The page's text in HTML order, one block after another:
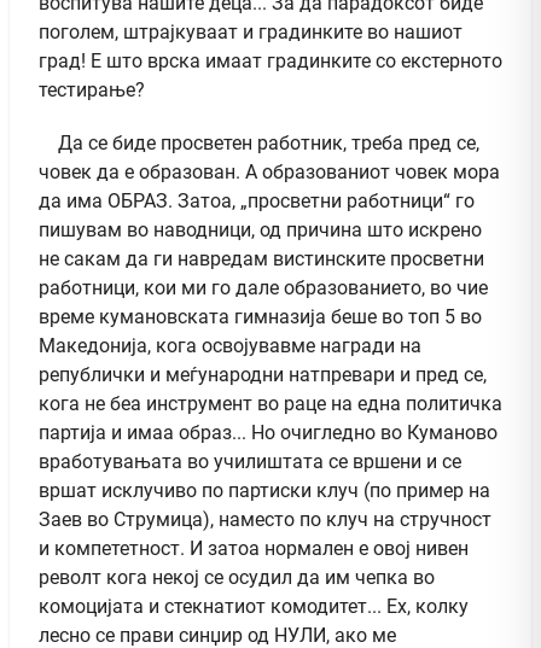
поголем, штрајкуваат и градинките во нашиот
град! Е што врска имаат градинките со екстерното
тестирање?
Да се биде просветен работник, треба пред се,
човек да е образован. А образованиот човек мора
да има ОБРАЗ. Затоа, „просветни работници“ го
пишувам во наводници, од причина што искрено
не сакам да ги навредам вистинските просветни
работници, кои ми го дале образованието, во чие
време кумановската гимназија беше во топ 5 во
Македонија, кога освојувавме награди на
републички и меѓународни натпревари и пред се,
кога не беа инструмент во раце на една политичка
партија и имаа образ... Но очигледно во Куманово
вработувањата во училиштата се вршени и се
вршат исклучиво по партиски клуч (по пример на
Заев во Струмица), наместо по клуч на стручност
и компететност. И затоа нормален е овој нивен
револт кога некој се осудил да им чепка во
комоцијата и стекнатиот комодитет... Ех, колку
лесно се прави синџир од НУЛИ, ако ме